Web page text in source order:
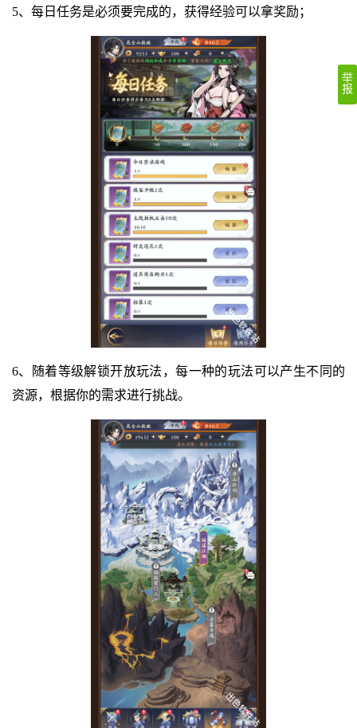
5、每日任务是必须要完成的，获得经验可以拿奖励；
6、随着等级解锁开放玩法，每一种的玩法可以产生不同的
资源，根据你的需求进行挑战。
举
报